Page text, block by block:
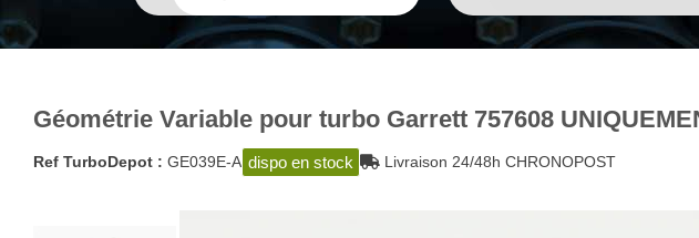
Géométrie Variable pour turbo Garrett 757608
Ref TurboDepot : GE039E-A dispo en stock Livraison 24/48h CHRONOPOST